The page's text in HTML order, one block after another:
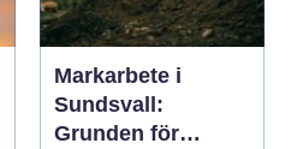
Markarbete i
Sundsvall:
Grunden för